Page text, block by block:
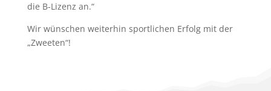
die B-Lizenz an.“
Wir wünschen weiterhin sportlichen Erfolg mit der
„Zweeten“!